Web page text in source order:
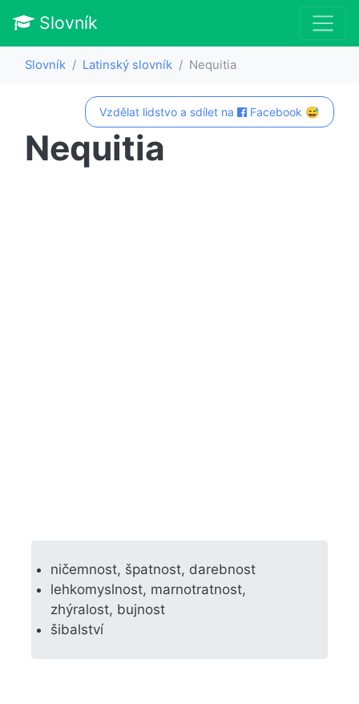
Slovník
Slovník Latinský slovník Nequitia
Vzdělat lidstvo a sdílet na Facebook 😅
Nequitia
ničemnost, špatnost, darebnost
lehkomyslnost, marnotratnost,
zhýralost, bujnost
šibalství